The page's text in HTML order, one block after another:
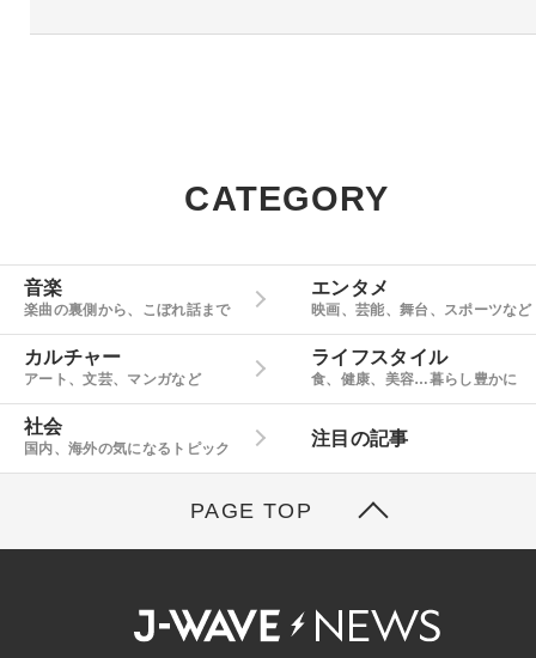
CATEGORY
音楽
楽曲の裏側から、こぼれ話まで
エンタメ
映画、芸能、舞台、スポーツなど
カルチャー
アート、文芸、マンガなど
ライフスタイル
食、健康、美容…暮らし豊かに
社会
国内、海外の気になるトピック
注目の記事
PAGE TOP